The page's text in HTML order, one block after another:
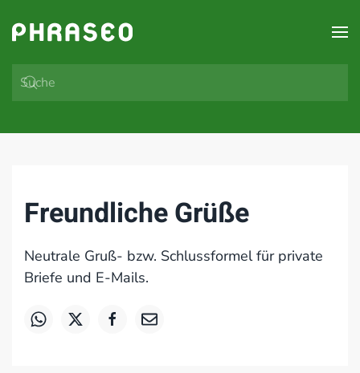
Zum Hauptinhalt springen
Freundliche Grüße
Neutrale Gruß- bzw. Schlussformel für private
Briefe und E-Mails.